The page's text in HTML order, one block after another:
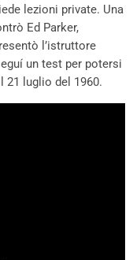
lezioni private. Una
Ed Parker,
l’istruttore
un test per potersi
21 luglio del 1960.